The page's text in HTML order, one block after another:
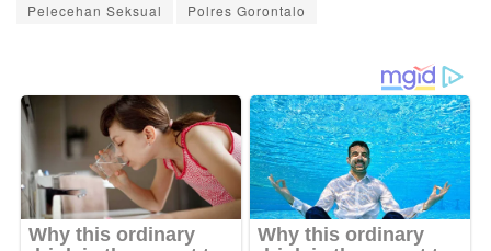
Pelecehan Seksual
Polres Gorontalo